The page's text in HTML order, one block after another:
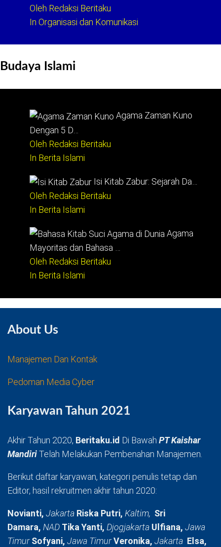
Oleh Redaksi Beritaku
In Organisasi dan Komunikasi
Budaya Islami
Agama Zaman Kuno
Dengan 5 D…
Oleh Redaksi Beritaku
In Berita Islami
Isi Kitab Zabur: Sejarah Da…
Oleh Redaksi Beritaku
In Berita Islami
Agama
Mayoritas dan Bahasa …
Oleh Redaksi Beritaku
In Berita Islami
About Us
Manajemen Dan Kontak
Pedoman Media Cyber
Karyawan Tahun 2021
Akhir Tahun 2020, Beritaku.id Di Bawah PT Kaishar
MandiriTelah Melakukan Pembenahan Manajemen.
Berikut daftar karyawan, kategori penulis tetap dan
Editor, hasil rekruitmen akhir tahun 2020:
Novianti, Jakarta Riska Putri, Kaltim, Sri
Damara, NAD Tika Yanti, Djogjakarta Ulfiana, Jawa
TimurSofyani, Jawa TimurVeronika, Jakarta Elsa,